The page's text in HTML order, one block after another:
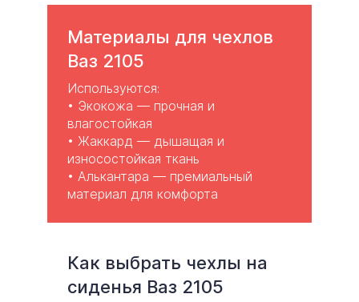
Материалы для чехлов
Ваз 2105
Используются:
• Экокожа — прочная и
влагостойкая
• Жаккард — дышащая и
износостойкая ткань
• Алькантара — премиальный
материал для комфорта
Как выбрать чехлы на
сиденья Ваз 2105